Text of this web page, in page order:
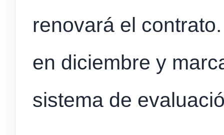
renovará el
en diciembre y
sistema de